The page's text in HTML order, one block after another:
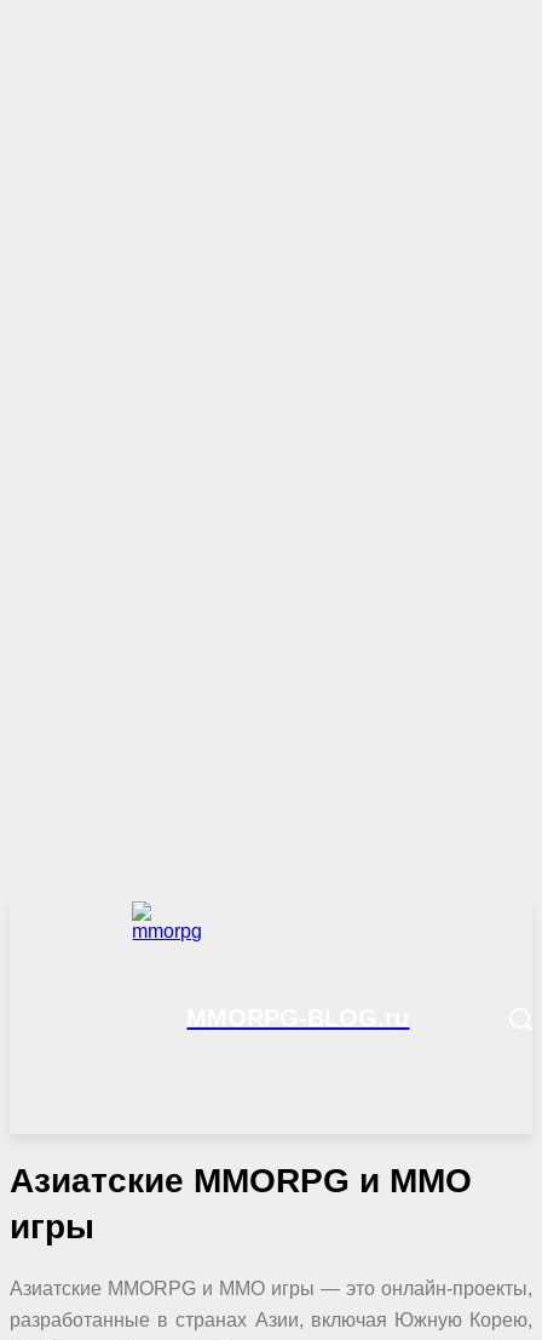
Азиатские MMORPG и MMO
игры
Азиатские MMORPG и MMO игры — это онлайн-проекты,
разработанные в странах Азии, включая Южную Корею,